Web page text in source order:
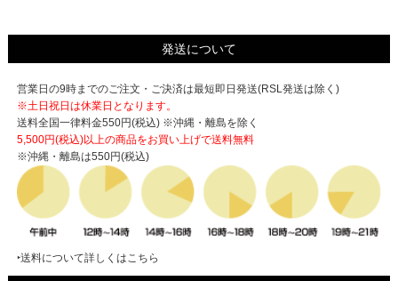
発送について
営業日の9時までのご注文・ご決済は最短即日発送(RSL発送は除く)
※土日祝日は休業日となります。
送料全国一律料金550円(税込) ※沖縄・離島を除く
5,500円(税込)以上の商品をお買い上げで送料無料
※沖縄・離島は550円(税込)
‣送料について詳しくはこちら